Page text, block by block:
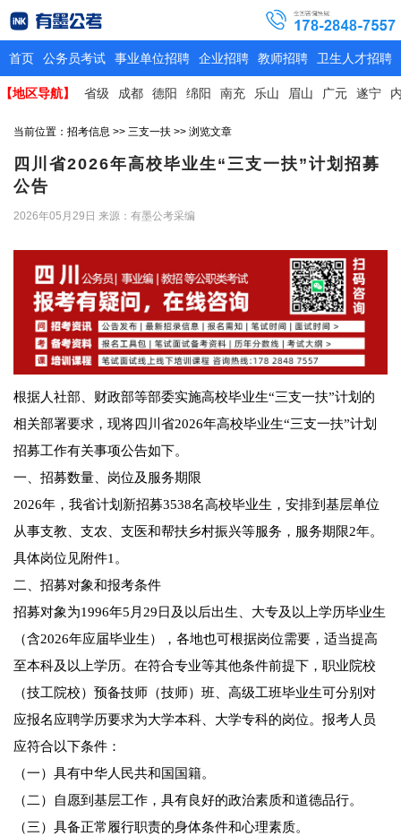
首页 公务员考试 事业单位招聘 企业招聘 教师招聘 卫生人才招聘
【地区导航】 省级 成都 德阳 绵阳 南充 乐山 眉山 广元 遂宁
当前位置： 招考信息 >> 三支一扶 >> 浏览文章
四川省2026年高校毕业生“三支一扶”计划招募
公告
2026年05月29日 来源：有墨公考采编
根据人社部、财政部等部委实施高校毕业生“三支一扶”计划的
相关部署要求，现将四川省2026年高校毕业生“三支一扶”计划
招募工作有关事项公告如下。
一、招募数量、岗位及服务期限
2026年，我省计划新招募3538名高校毕业生，安排到基层单位
从事支教、支农、支医和帮扶乡村振兴等服务，服务期限2年。
具体岗位见附件1。
二、招募对象和报考条件
招募对象为1996年5月29日及以后出生、大专及以上学历毕业生
（含2026年应届毕业生），各地也可根据岗位需要，适当提高
至本科及以上学历。在符合专业等其他条件前提下，职业院校
（技工院校）预备技师（技师）班、高级工班毕业生可分别对
应报名应聘学历要求为大学本科、大学专科的岗位。报考人员
应符合以下条件：
（一）具有中华人民共和国国籍。
（二）自愿到基层工作，具有良好的政治素质和道德品行。
（三）具备正常履行职责的身体条件和心理素质。